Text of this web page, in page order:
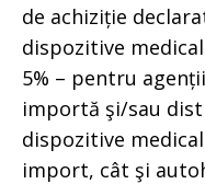
de achiziție
dispozitive
5% – pentru
importă şi/sau
dispozitive
import, cât şi